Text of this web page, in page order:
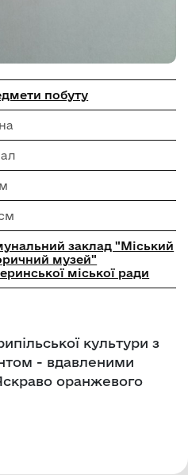
побуту
заклад "Mіський
музей"
міської ради
культури з
- вдавленими
оранжевого